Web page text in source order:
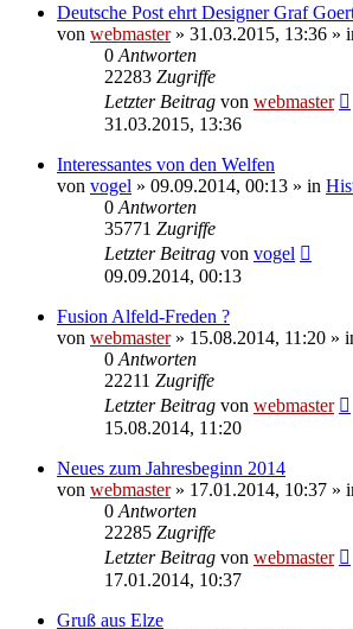
Deutsche Post ehrt Designer Graf
von webmaster» 31.03.2015, 13:36 »
0 Antworten
22283 Zugriffe
Letzter Beitrag von webmaster
31.03.2015, 13:36
Interessantes von den Welfen
von vogel » 09.09.2014, 00:13 » in
0 Antworten
35771 Zugriffe
Letzter Beitrag von vogel
09.09.2014, 00:13
Fusion Alfeld-Freden ?
von webmaster» 15.08.2014, 11:20 »
0 Antworten
22211 Zugriffe
Letzter Beitrag von webmaster
15.08.2014, 11:20
Neues zum Jahresbeginn 2014
von webmaster» 17.01.2014, 10:37 »
0 Antworten
22285 Zugriffe
Letzter Beitrag von webmaster
17.01.2014, 10:37
Gruß aus Elze